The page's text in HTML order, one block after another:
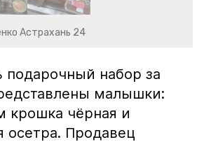
Астрахань 24
подарочный набор за
малышки:
крошка чёрная и
осетра. Продавец